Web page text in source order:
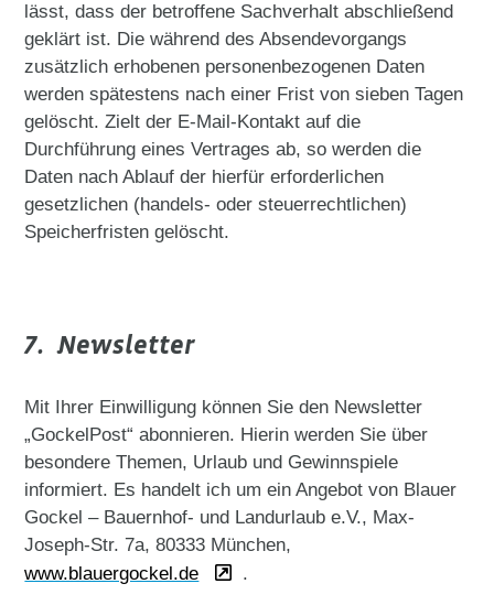
lässt, dass der betroffene Sachverhalt abschließend
geklärt ist. Die während des Absendevorgangs
zusätzlich erhobenen personenbezogenen Daten
werden spätestens nach einer Frist von sieben Tagen
gelöscht. Zielt der E-Mail-Kontakt auf die
Durchführung eines Vertrages ab, so werden die
Daten nach Ablauf der hierfür erforderlichen
gesetzlichen (handels- oder steuerrechtlichen)
Speicherfristen gelöscht.
7. Newsletter
Mit Ihrer Einwilligung können Sie den Newsletter
„GockelPost“ abonnieren. Hierin werden Sie über
besondere Themen, Urlaub und Gewinnspiele
informiert. Es handelt ich um ein Angebot von Blauer
Gockel – Bauernhof- und Landurlaub e.V., Max-
Joseph-Str. 7a, 80333 München,
www.blauergockel.de
.